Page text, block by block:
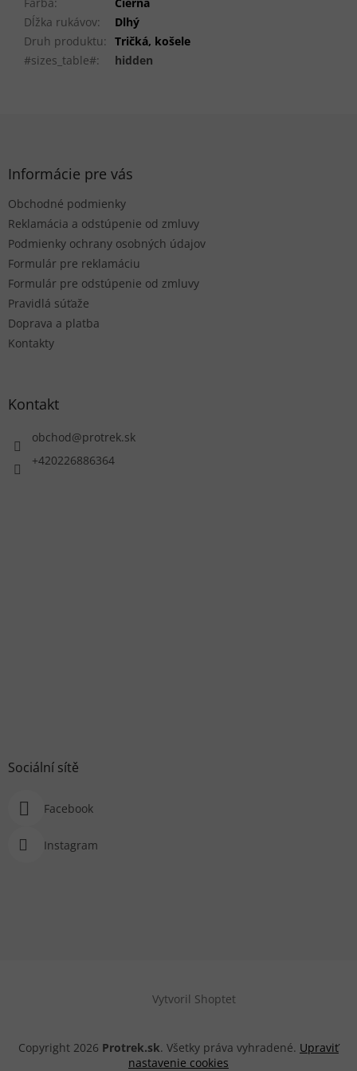
Dĺžka rukávov:
Dlhý
Druh produktu: Tričká, košele
#sizes_table#: hidden
Informácie pre vás
Obchodné podmienky
Reklamácia a odstúpenie od zmluvy
Podmienky ochrany osobných údajov
Formulár pre reklamáciu
Formulár pre odstúpenie od zmluvy
Pravidlá súťaže
Doprava a platba
Kontakty
Kontakt
obchod@protrek.sk
+420226886364
Sociální sítě
Facebook
Instagram
Vytvoril Shoptet
Copyright 2026 Protrek.sk. Všetky práva vyhradené. Upraviť
nastavenie cookies